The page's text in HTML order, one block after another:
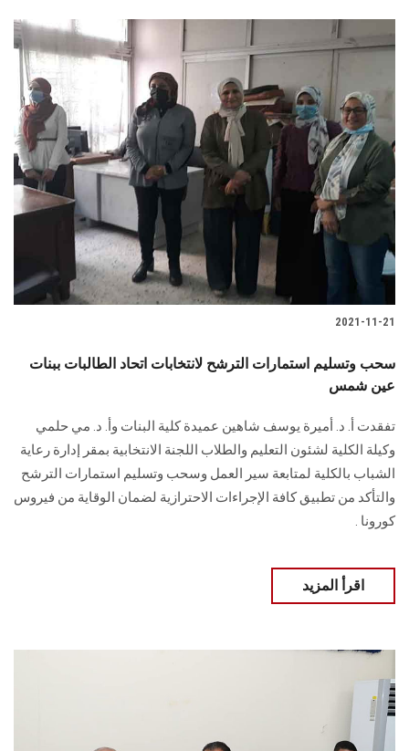
2021-11-21
سحب وتسليم استمارات الترشح لانتخابات اتحاد الطالبات ببنات
عين شمس
تفقدت أ. د. أميرة يوسف شاهين عميدة كلية البنات وأ. د. مي حلمي
وكيلة الكلية لشئون التعليم والطلاب اللجنة الانتخابية بمقر إدارة رعاية
الشباب بالكلية لمتابعة سير العمل وسحب وتسليم استمارات الترشح
والتأكد من تطبيق كافة الإجراءات الاحترازية لضمان الوقاية من فيروس
كورونا .
اقرأ المزيد